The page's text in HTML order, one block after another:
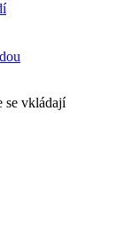
se vkládají